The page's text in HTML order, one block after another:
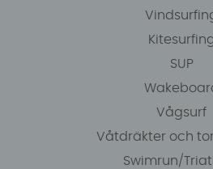
SUP
Vågsurf
Våtdräkter och
Swimrun/